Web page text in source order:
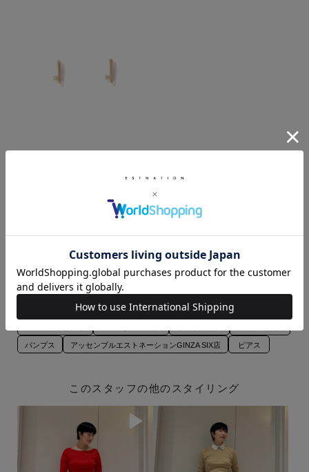
ゴールド / F
お出かけ セレモニー フォーマル クラシカル
ジャケットスタイル スラックス パンツドレス 165cm～169cm
ESTNATION THE FIRST
Tシャツ・カットソー ニット・セーター ノーカラージャケット
パンプス アッセンブルエストネーションGINZA SIX店 ピアス
このスタッフの他のスタイリング